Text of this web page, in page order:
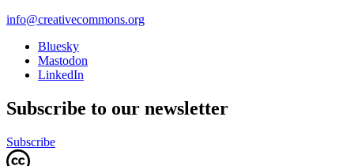
info@creativecommons.org
Bluesky
Mastodon
LinkedIn
Subscribe to our newsletter
Subscribe